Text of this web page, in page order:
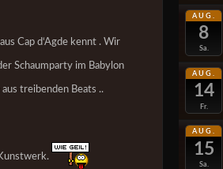
Cap d‘Agde kennt . Wir
Schaumparty im Babylon
treibenden Beats ..
AUG.
8
Sa.
AUG.
14
Fr.
AUG.
15
Sa.